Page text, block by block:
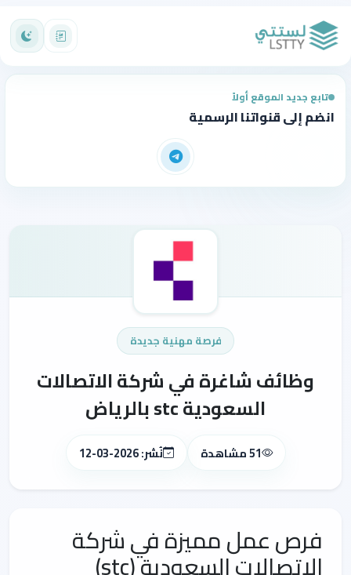
تابع جديد الموقع أولاً
انضم إلى قنواتنا الرسمية
فرصة مهنية جديدة
وظائف شاغرة في شركة الاتصالات
السعودية stc بالرياض
51 مشاهدة نُشر: 2026-03-12
فرص عمل مميزة في شركة
الاتصالات السعودية (stc)